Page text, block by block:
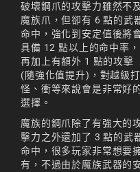
破壞鋼爪的攻擊力雖然不
魔族爪，但卻有 6 點的武
命中，強化到安定值後將
具備 12 點以上的命中率，
再加上有額外 1 點的攻擊
(隨強化值提升)，對越級打
怪、衝等來說會是非常好
選擇。
魔族的鋼爪除了有強大的
擊力之外還加了 3 點的武
命中，很多玩家非常想要
有，不過由於魔族武器的